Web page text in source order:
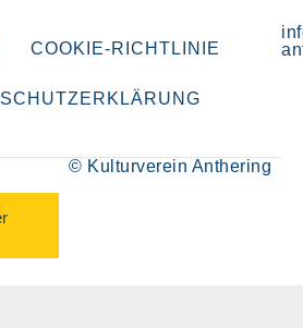
COOKIE-RICHTLINIE
© Kulturverein Anthering